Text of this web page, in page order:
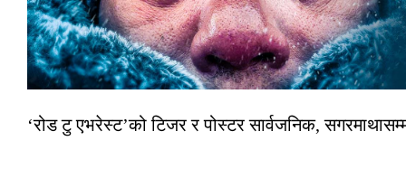
‘रोड टु एभरेस्ट’को टिजर र पोस्टर सार्वजनिक,